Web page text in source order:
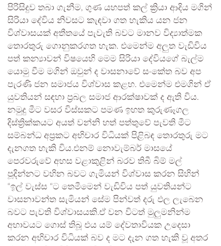
පිරිසිදුව තබා ගැනීම, ගුණ යහපත් කල් ක්‍රියා ආදිය මගින්
සිරියා දේවිය නිවසට කැඳවා ගත හැකිය යන ජන
විශ්වාසයක් අතීතයේ පැවැති බවට මානව විද්‍යාත්මක
තොරතුරු ගොනුකරගත හැක. එමෙන්ම අලුත වැඩිවිය
පත් කන්‍යාවන් විෂයෙහි මෙම සිරියා දේවියගේ බැල්ම
යොමු වීම මගින් ඔවුන් ද වාසනාවේ සංකේත බව අප
පැරණි ජන සමාජය විශ්වාස කළහ. එමෙන්ම එමගින් ඒ
යුවතියන් සඳහා ප්‍රබල සමාජ ආරක්ෂාවක් ද ඇති විය.
නමුදු මීට වසර විස්සකට පමණ ඉහත කුරුණෑගල
දිස්ත්‍රික්කයට අයත් වන්නි හත් පත්තුවේ පැවති මීට
සම්බන්ධ අප්‍රකට අභිචාර විධියක් පිළිබඳ තොරතුරු මට
දැනගත හැකි විය.එනම් නොවැම්බර් මාසයේ
පෙරවරුවේ අහස වළාකුළින් බරව තිබී බිම් මල්
පූදින්නට වහින බවට ගැමියන් විශ්වාස කරන සිහින්
“ඉල් වැස්ස “ට තෙමීමෙන් වැඩිවිය පත් යුවතියන්ට
වාසනාවන්ත සැමියන් සේම පින්වත් දරු ඵල ලැබෙන
බවට පැවති විශ්වාසයකි.ඒ වන විටත් මුලුමනින්ම
අභාවයට ගොස් තිබූ එය යම් දේවතාවියක උදෙසා
කරන අභිචාර විධියක් බව ද මට දැන ගත හැකි වූ අතර